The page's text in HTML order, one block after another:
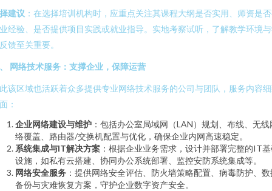
建议 ：在选择培训机构时，应重点关注其课程大纲是否实用、师资是
经验、是否提供项目实践或就业指导。实地考察试听，了解教学环境
馈至关重要。
网络技术服务：支撑企业，保障运营
该区域也活跃着众多提供专业网络技术服务的公司与团队，服务内容
：
企业网络建设与维护 ：包括办公室局域网（LAN）规划、布线、无线
络覆盖、路由器/交换机配置与优化，确保企业内网高速稳定。
系统集成与IT解决方案 ：根据企业业务需求，设计并部署完整的IT
设施，如私有云搭建、协同办公系统部署、监控安防系统集成等。
网络安全服务 ：提供网络安全评估、防火墙策略配置、病毒防护、数
备份与灾难恢复方案，守护企业数字资产安全。